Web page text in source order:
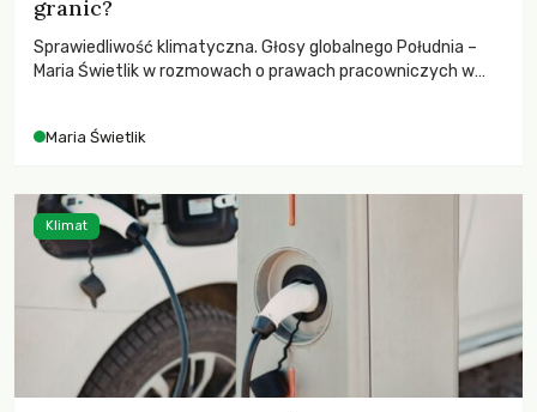
granic?
Sprawiedliwość klimatyczna. Głosy globalnego Południa –
Maria Świetlik w rozmowach o prawach pracowniczych w
Maria Świetlik
Klimat